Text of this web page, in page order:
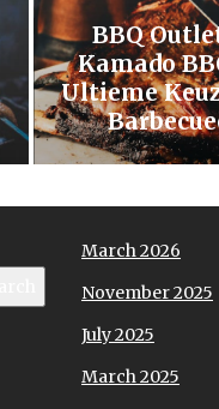
BBQ
Kamado
Ultieme
March 2026
November 2025
July 2025
March 2025